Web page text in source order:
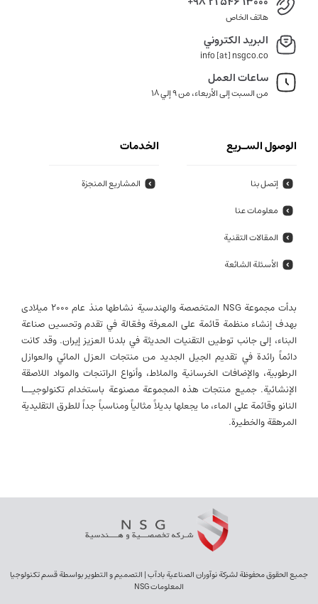
هاتف الخاص
البريد الكتروني
info [at] nsgco.co
ساعات العمل
من السبت إلى الأربعاء، من 9 إلي 18
الوصول السـريع
إتصل بنا
معلومات عنا
المقالات التقنية
الأسئلة الشائعة
الخدمات
المشاريع المنجزة
بدأت مجموعة NSG المتخصصة والهندسية نشاطها منذ عام 2000 میلادی
بهدف إنشاء منظمة قائمة على المعرفة وفعّالة في تقدم وتحسين صناعة
البناء، إلى جانب توطين التقنيات الحديثة في بلدنا العزيز إيران. وقد كانت
دائماً رائدة في تقديم الجيل الجديد من منتجات العزل المائي والعوازل
الرطوبية، والإضافات الخرسانية والملاط، وأنواع الراتنجات والمواد اللاصقة
الإنشائية. جميع منتجات هذه المجموعة مصنوعة باستخدام تكنولوجيــا
النانو وقائمة على الماء، ما يجعلها بديلاً مثالياً ومناسباً جداً للطرق التقليدية
المرهقة والخطيرة.
جميع الحقوق محفوظة لشركة نوآوران الصناعية بادآب | التصميم و التطوير بواسطة قسم تكنولوجيا
المعلومات NSG